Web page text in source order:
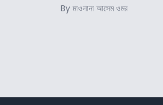
By মাওলানা আসেম ওমর